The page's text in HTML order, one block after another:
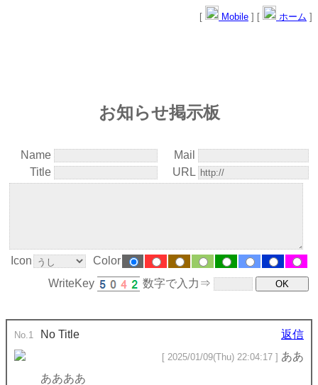
[ Mobile ] [ ホーム ]
お知らせ掲示板
Name
Mail
Title
URL
Icon
Color
WriteKey
数字で入力⇒
No.1 No Title 返信
[ 2025/01/09(Thu) 22:04:17 ] ああ
ああああ